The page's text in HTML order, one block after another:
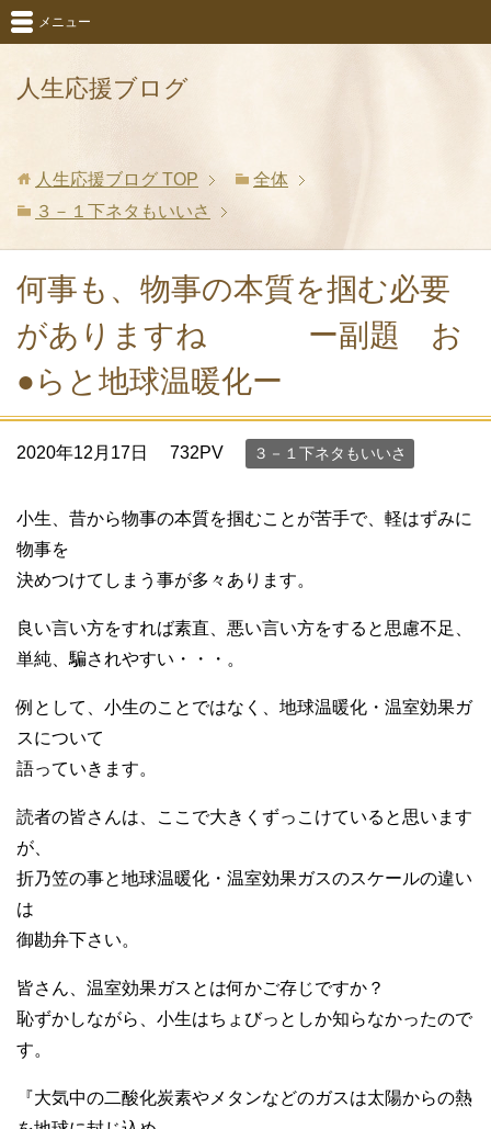
人生応援ブログ
メニュー
人生応援ブログ TOP
全体
３－１下ネタもいいさ
何事も、物事の本質を掴む必要
がありますね ー副題 お
●らと地球温暖化ー
2020年12月17日 732PV ３－１下ネタもいいさ
小生、昔から物事の本質を掴むことが苦手で、軽はずみに
物事を
決めつけてしまう事が多々あります。
良い言い方をすれば素直、悪い言い方をすると思慮不足、
単純、騙されやすい・・・。
例として、小生のことではなく、地球温暖化・温室効果ガ
スについて
語っていきます。
読者の皆さんは、ここで大きくずっこけていると思います
が、
折乃笠の事と地球温暖化・温室効果ガスのスケールの違い
は
御勘弁下さい。
皆さん、温室効果ガスとは何かご存じですか？
恥ずかしながら、小生はちょびっとしか知らなかったので
す。
『大気中の二酸化炭素やメタンなどのガスは太陽からの熱